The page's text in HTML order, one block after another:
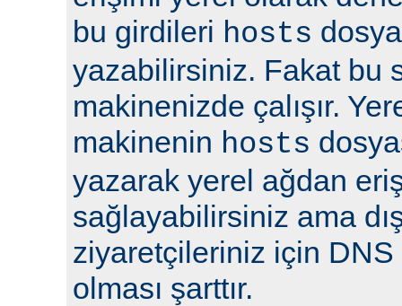
bu girdileri hosts
yazabilirsiniz. Fakat bu
makinenizde çalışır.
makinenin hosts
yazarak yerel ağdan
sağlayabilirsiniz ama
ziyaretçileriniz için DNS
olması şarttır.